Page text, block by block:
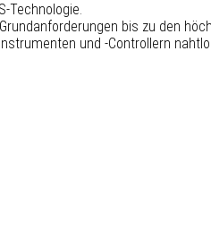
Technologie.
bis zu den
und -Controllern